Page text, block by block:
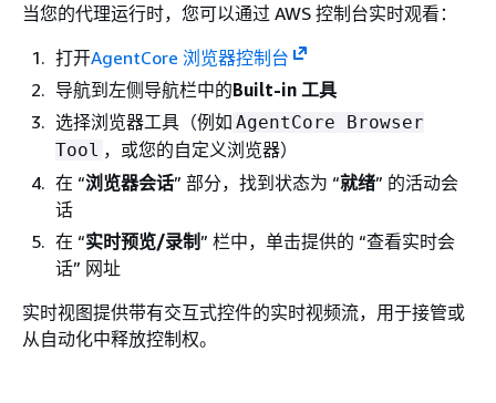
当您的代理运行时，您可以通过 AWS 控制台实时观看：
打开AgentCore 浏览器控制台
导航到左侧导航栏中的Built-in 工具
选择浏览器工具（例如 AgentCore Browser
Tool ，或您的自定义浏览器）
在 “浏览器会话” 部分，找到状态为 “就绪” 的活动会
话
在 “实时预览/录制” 栏中，单击提供的 “查看实时会
话” 网址
实时视图提供带有交互式控件的实时视频流，用于接管或
从自动化中释放控制权。